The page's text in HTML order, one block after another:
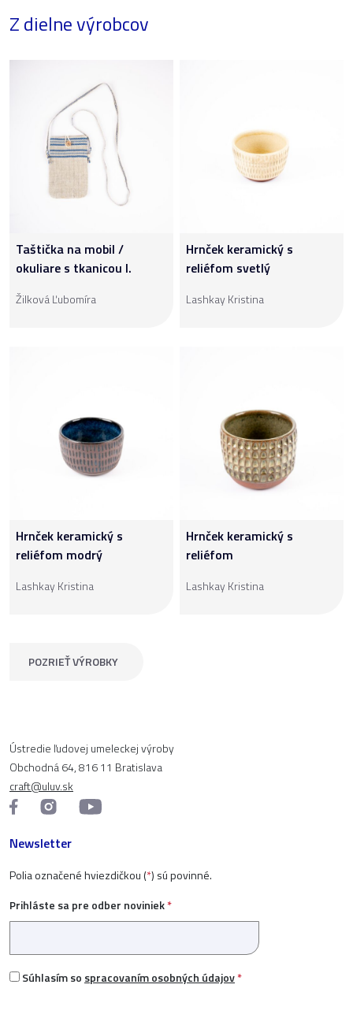
Z dielne výrobcov
Taštička na mobil /
okuliare s tkanicou I.
Žilková Ľubomíra
Hrnček keramický s
reliéfom svetlý
Lashkay Kristina
Hrnček keramický s
reliéfom modrý
Lashkay Kristina
Hrnček keramický s
reliéfom
Lashkay Kristina
POZRIEŤ VÝROBKY
Ústredie ľudovej umeleckej výroby
Obchodná 64, 816 11 Bratislava
craft@uluv.sk
Newsletter
Polia označené hviezdičkou (*) sú povinné.
Prihláste sa pre odber noviniek*
Súhlasím so spracovaním osobných údajov*